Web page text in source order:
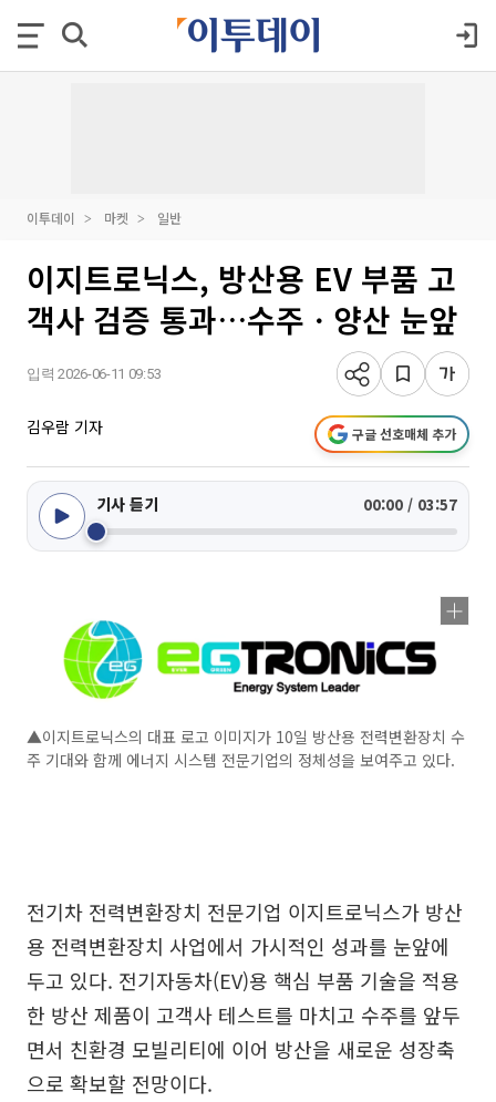
이투데이 마켓 일반
이지트로닉스, 방산용 EV 부품 고
객사 검증 통과…수주ㆍ양산 눈앞
입력 2026-06-11 09:53
김우람 기자 구글 선호매체 추가
기사 듣기 00:00 / 03:57
▲이지트로닉스의 대표 로고 이미지가 10일 방산용 전력변환장치 수
주 기대와 함께 에너지 시스템 전문기업의 정체성을 보여주고 있다.
전기차 전력변환장치 전문기업 이지트로닉스가 방산
용 전력변환장치 사업에서 가시적인 성과를 눈앞에
두고 있다. 전기자동차(EV)용 핵심 부품 기술을 적용
한 방산 제품이 고객사 테스트를 마치고 수주를 앞두
면서 친환경 모빌리티에 이어 방산을 새로운 성장축
으로 확보할 전망이다.